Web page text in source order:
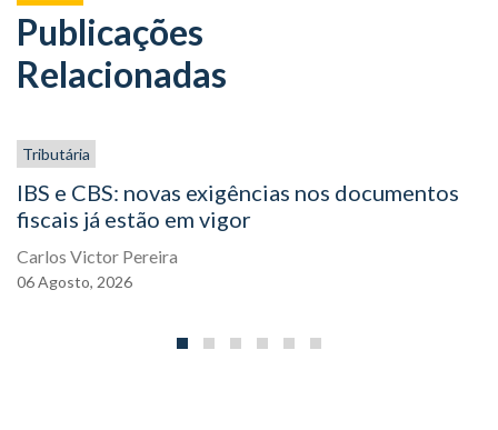
Publicações
Relacionadas
Tributária
IBS e CBS: novas exigências nos documentos
fiscais já estão em vigor
Carlos Victor Pereira
06Agosto, 2026